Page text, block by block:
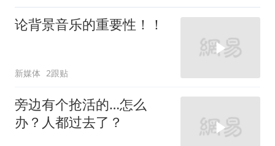
论背景音乐的重要性！！
新媒体 2跟贴
旁边有个抢活的…怎么
办？人都过去了？